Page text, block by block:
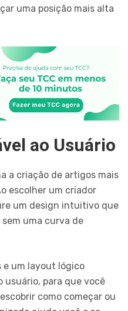
uma posição mais alta
ao Usuário
a criação de artigos mais
escolher um criador
um design intuitivo que
uma curva de
e um layout lógico
usuário, para que você
como começar ou